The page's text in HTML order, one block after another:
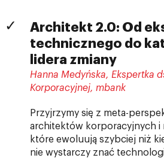
Architekt 2.0: Od
technicznego do
lidera zmiany
Hanna Medyńska, Ekspertka
Korporacyjnej, mbank
Przyjrzymy się z meta-
architektów korporacyjnych i
które ewoluują szybciej niż
nie wystarczy znać